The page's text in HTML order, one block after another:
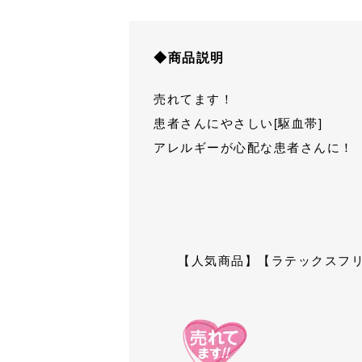
◆商品説明
売れてます！
患者さんにやさしい[駆血帯]
アレルギーが心配な患者さんに！
【人気商品】【ラテックスフ